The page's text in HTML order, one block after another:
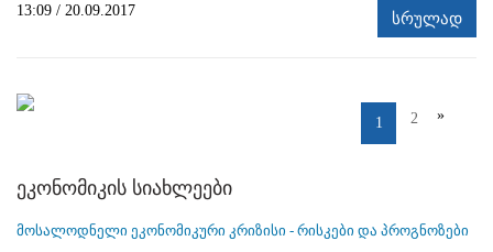
13:09 / 20.09.2017 სრულად
1 2 »
ეკონომიკის სიახლეები
მოსალოდნელი ეკონომიკური კრიზისი - რისკები და პროგნოზები